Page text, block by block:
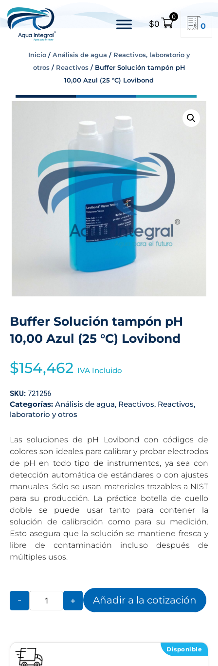
$0
0
0
Inicio/Análisis de agua / Reactivos, laboratorio y
otros/ Reactivos/ Buffer Solución tampón pH
10,00 Azul (25 °C) Lovibond
Buffer Solución tampón pH
10,00 Azul (25 °C) Lovibond
$154,462 IVA Incluido
SKU: 721256
Categorías: Análisis de agua, Reactivos, Reactivos,
laboratorio y otros
Las soluciones de pH Lovibond con códigos de
colores son ideales para calibrar y probar electrodos
de pH en todo tipo de instrumentos, ya sea con
detección automática de estándares o con ajustes
manuales. Sólo se usan materiales trazables a NIST
para su producción. La práctica botella de cuello
doble se puede usar tanto para contener la
solución de calibración como para su medición.
Esto asegura que la solución se mantiene fresca y
libre de contaminación incluso después de
múltiples usos.
- + Añadir a la cotización
Disponible